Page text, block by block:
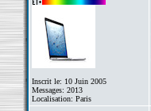
Inscrit le: 10 Juin 2005
Messages: 2013
Localisation: Paris